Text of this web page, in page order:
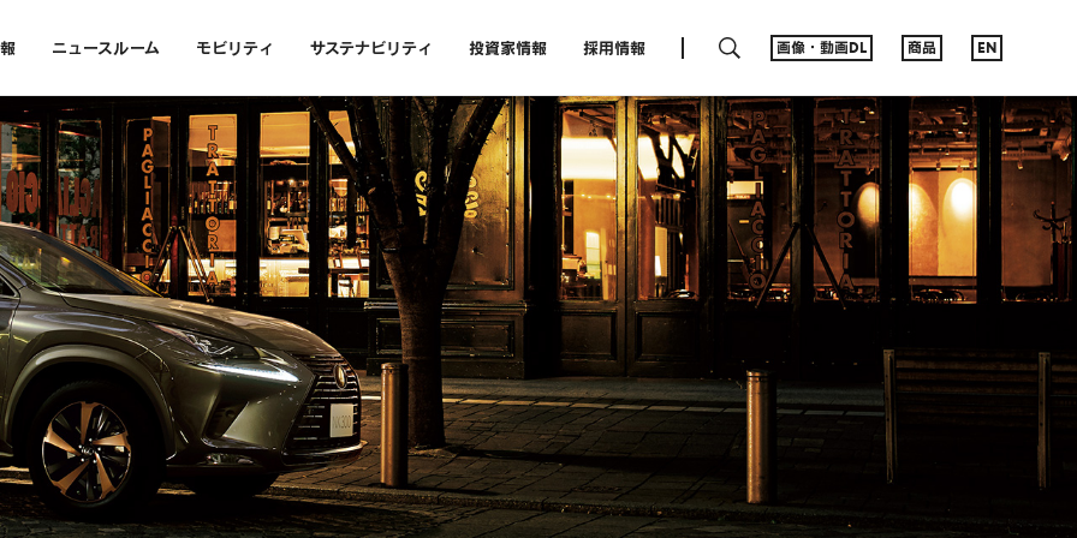
ニュースルーム モビリティ サステナビリティ 投資家情報 採用情報 SEARCH画像・動画DL 商品 EN